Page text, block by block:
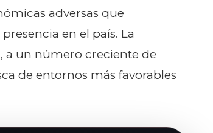
adversas que
en el país. La
a un número creciente de
de entornos más favorables